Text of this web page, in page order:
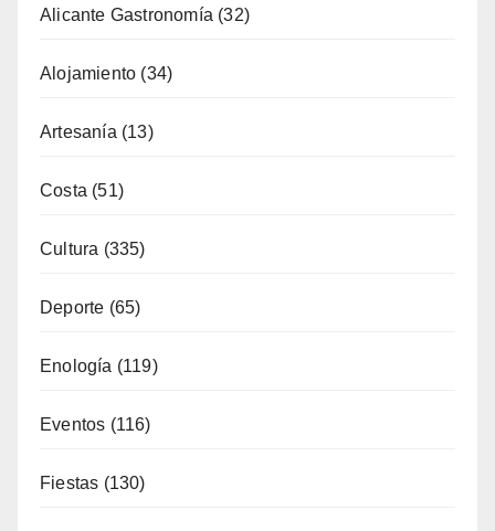
Alicante Gastronomía (32)
Alojamiento (34)
Artesanía (13)
Costa (51)
Cultura (335)
Deporte (65)
Enología (119)
Eventos (116)
Fiestas (130)